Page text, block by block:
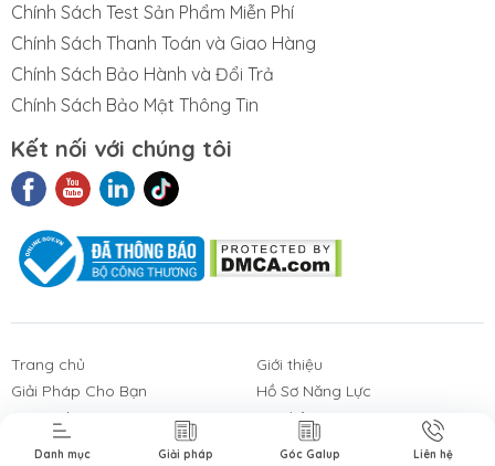
Liệu Nhám
Phim Cách
Sản Phẩm
Chính Sách Test Sản Phẩm Miễn Phí
Chính Sách Thanh Toán và Giao Hàng
Chính Sách Bảo Hành và Đổi Trả
Chính Sách Bảo Mật Thông Tin
Kết nối với chúng tôi
Trang chủ
Giới thiệu
Giải Pháp Cho Bạn
Hồ Sơ Năng Lực
Góc Galup
Liên hệ
Danh mục Giải pháp Góc Galup Liên hệ